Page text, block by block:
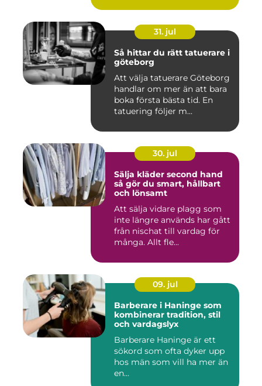
31. jul
Så hittar du rätt tatuerare i
göteborg
Att välja tatuerare Göteborg
handlar om mer än att bara
boka första bästa tid. En
tatuering följer m...
30. jul
Sälja kläder second hand
så gör du smart, hållbart
och lönsamt
Att sälja vidare plagg som
inte längre används har gått
från nischat till vardag för
många. Allt fle...
09. jul
Barberare i Haninge som
kombinerar tradition, stil
och vardagslyx
Barberare Haninge är ett
sökord som ofta dyker upp
hos män som vill ha mer än
en...